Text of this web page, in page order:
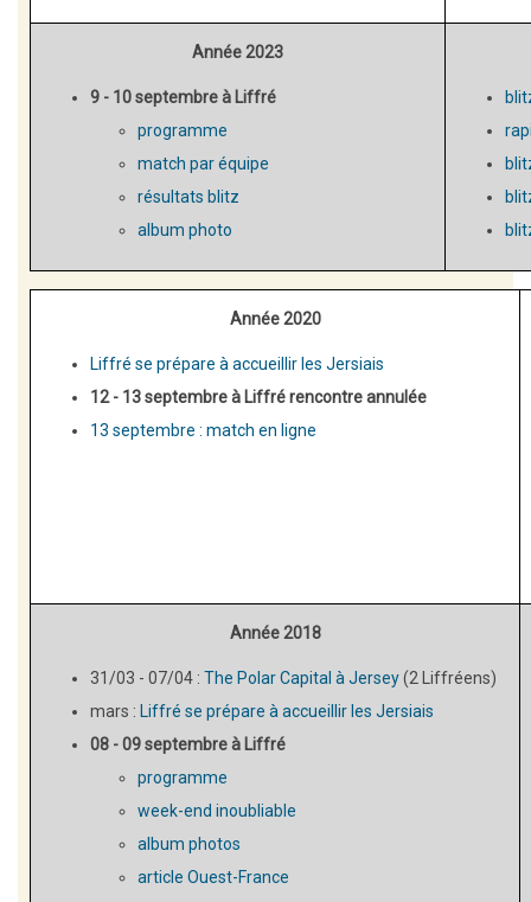
Année 2023
9 - 10 septembre à Liffré
programme
match par équipe
résultats blitz
album photo
Année 2020
Liffré se prépare à accueillir les Jersiais
12 - 13 septembre à Liffré rencontre annulée
13 septembre : match en ligne
Année 2018
31/03 - 07/04 : The Polar Capital à Jersey(2 Liffréens)
mars : Liffré se prépare à accueillir les Jersiais
08 - 09 septembre à Liffré
programme
week-end inoubliable
album photos
article Ouest-France